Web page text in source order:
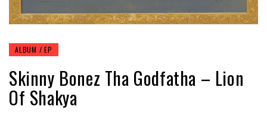
ALBUM / EP
Skinny Bonez Tha Godfatha – Lion
Of Shakya